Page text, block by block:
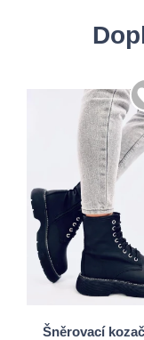
Šněrovací
36 37
38 39